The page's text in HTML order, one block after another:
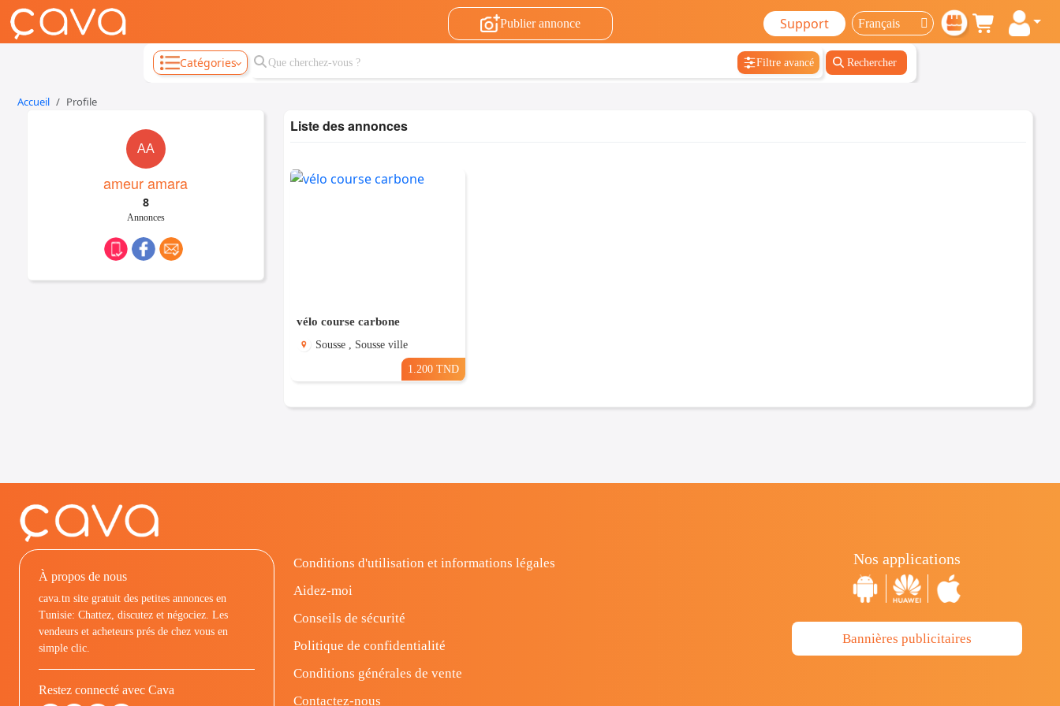
Publier annonce Support
Catégories Filtre avancé Rechercher
Accueil Profile
AA
ameur amara
8
Annonces
Liste des annonces
vélo course carbone
Sousse , Sousse ville
1.200 TND
À propos de nous
cava.tn site gratuit des petites annonces en
Tunisie: Chattez, discutez et négociez. Les
vendeurs et acheteurs prés de chez vous en
simple clic.
Restez connecté avec Cava
Conditions d'utilisation et informations légales
Aidez-moi
Conseils de sécurité
Politique de confidentialité
Conditions générales de vente
Contactez-nous
Nos applications
Bannières publicitaires